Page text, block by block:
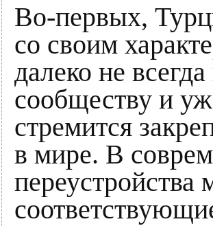
Во-первых,
со своим
далеко не
сообществу и
стремится
в мире. В
переустройства